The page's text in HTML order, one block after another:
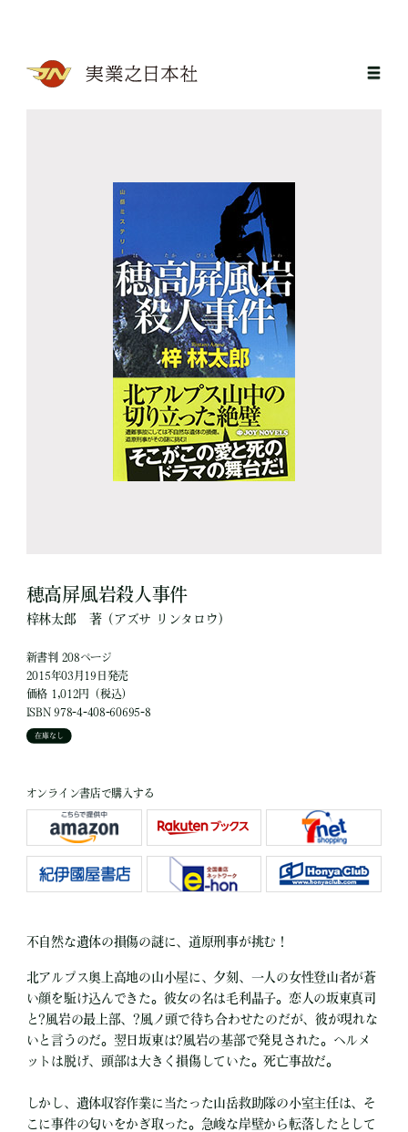
穂高屏風岩殺人事件
梓林太郎 著（アズサ リンタロウ）
新書判 208ページ
2015年03月19日発売
価格 1,012円（税込）
ISBN 978-4-408-60695-8
在庫なし
オンライン書店で購入する
不自然な遺体の損傷の謎に、道原刑事が挑む！
北アルプス奥上高地の山小屋に、夕刻、一人の女性登山者が蒼
い顔を駈け込んできた。彼女の名は毛利晶子。恋人の坂東真司
と?風岩の最上部、?風ノ頭で待ち合わせたのだが、彼が現れな
いと言うのだ。翌日坂東は?風岩の基部で発見された。ヘルメ
ットは脱げ、頭部は大きく損傷していた。死亡事故だ。
しかし、遺体収容作業に当たった山岳救助隊の小室主任は、そ
こに事件の匂いをかぎ取った。急峻な岸壁から転落したとして